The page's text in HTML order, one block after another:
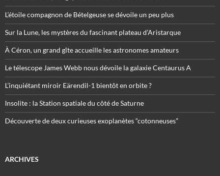
L’étoile compagnon de Bételgeuse se dévoile un peu plus
Sur la Lune, les mystères du fascinant plateau d’Aristarque
À Céron, un grand gîte accueille les astronomes amateurs
Le télescope James Webb nous dévoile la galaxie Centaurus A
L’inquiétant miroir Eärendil-1 bientôt en orbite ?
Insolite : la Station spatiale du côté de Saturne
Découverte de deux curieuses exoplanètes “cotonneuses”
ARCHIVES